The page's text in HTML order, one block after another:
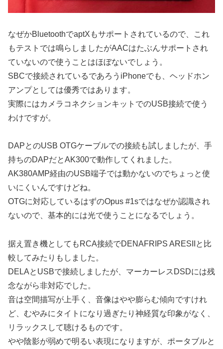
なぜかBluetoothでaptXもサポートされているので、これ
もテストでは鳴らしましたがAACはたぶんサポートされ
ていないので使うことはほぼないでしょう。
SBCで接続されているであろうiPhoneでも、ヘッドホン
アンプとしては優秀ではあります。
実際にはカメラコネクションキットでのUSB接続で使う
わけですが。
DAPとのUSB OTGケーブルでの接続も試しましたが、手
持ちのDAPだとAK300で動作してくれました。
AK380AMP経由のUSB端子では動かないのでちょっと使
いにくいんですけどね。
OTGに対応しているはずのOpus #1sではなぜか認識され
ないので、基本的には光で使うことになるでしょう。
据え置き機としてもRCA接続でDENAFRIPS ARESIIと比
較してみたりもしました。
DELAとUSBで接続しましたが、マーカーレスDSDには残
念ながら非対応でした。
音は空間描写が上手く、音像はやや膨らむ傾向ですけれ
ど、むやみにタイトになり過ぎたり神経質な印象がなく、
リラックスして聴けるものです。
やや陰影が弱めで明るい表現になりますが、ポータブルと